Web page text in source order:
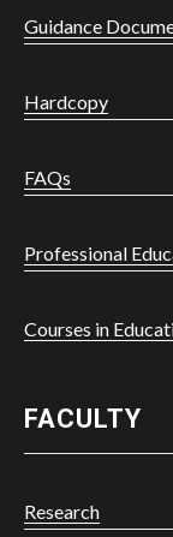
Guidance
Hardcopy
FAQs
Professional
Courses in
FACULTY
Research